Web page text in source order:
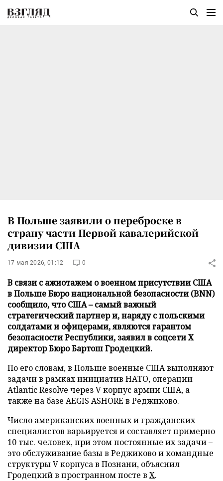
В Польше заявили о переброске в
страну части Первой кавалерийской
дивизии США
17 мая 2026, 01:12 0
В связи с ажиотажем о военном присутствии США
в Польше Бюро национальной безопасности (BNN)
сообщило, что США – самый важный
стратегический партнер и, наряду с польскими
солдатами и офицерами, являются гарантом
безопасности Республики, заявил в соцсети Х
директор Бюро Бартош Гродецкий.
По его словам, в Польше военные США выполняют
задачи в рамках инициатив НАТО, операции
Atlantic Resolve через V корпус армии США, а
также на базе AEGIS ASHORE в Реджиково.
Число американских военных и гражданских
специалистов варьируется и составляет примерно
10 тыс. человек, при этом постоянные их задачи –
это обслуживание базы в Реджиково и командные
структуры V корпуса в Познани, объяснил
Гродецкий в пространном посте в Х.